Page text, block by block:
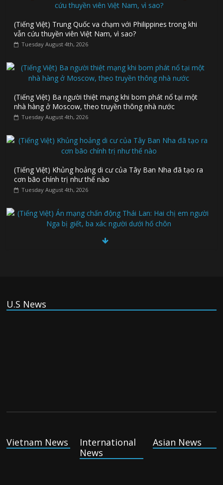
(Tiếng Việt) Trung Quốc va chạm với Philippines trong khi
vẫn cứu thuyền viên Việt Nam, vì sao?
Tuesday August 4th, 2026
(Tiếng Việt) Ba người thiệt mạng khi bom phát nổ tại một
nhà hàng ở Moscow, theo truyền thông nhà nước
Tuesday August 4th, 2026
(Tiếng Việt) Khủng hoảng di cư của Tây Ban Nha đã tạo ra
cơn bão chính trị như thế nào
Tuesday August 4th, 2026
(Tiếng Việt) Án mạng chấn động Thái Lan: Hai chị em người
Iran appears to be preparing a major test of America’s
U.S News
Vietnam News
International
News
Asian News